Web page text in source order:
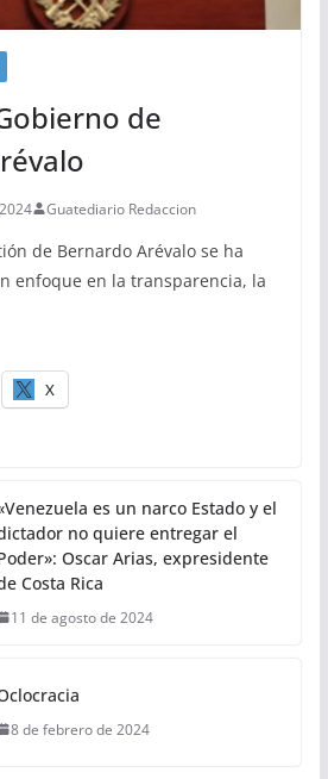
de
Guatediario Redaccion
de Bernardo Arévalo se ha
enfoque en la transparencia, la
X
es un narco Estado y el
no quiere entregar el
Oscar Arias, expresidente
Costa Rica
11 de agosto de 2024
8 de febrero de 2024